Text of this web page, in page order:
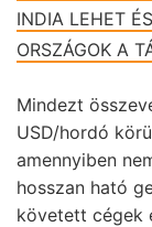
INDIA LEHET
ORSZÁGOK A
Mindezt
USD/hordó
amennyiben
hosszan ható
követett cégek